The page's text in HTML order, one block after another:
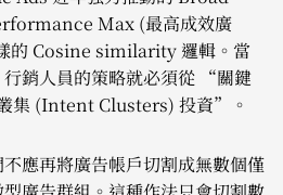
Max (最高成效廣
的 Cosine similarity 邏輯。當
銷人員的策略就必須從 “關鍵
集 (Intent Clusters) 投資”。
應再將廣告帳戶切割成無數個僅